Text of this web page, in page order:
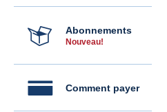
Abonnements
Nouveau!
Comment payer